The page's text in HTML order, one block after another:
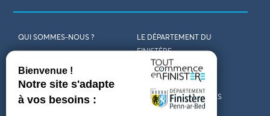
QUI SOMMES-NOUS ?
LE DÉPARTEMENT DU
FINISTÈRE
REJOIGNEZ-NOUS VENIR EN FINISTÈRE
CONTACT CARTES ET BROCHURES